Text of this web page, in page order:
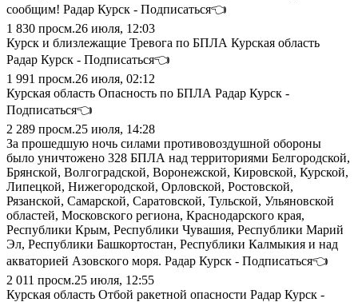
сообщим! Радар Курск - Подписаться👈
1 830 просм.26 июля, 12:03
Курск и близлежащие Тревога по БПЛА Курская область
Радар Курск - Подписаться👈
1 991 просм.26 июля, 02:12
Курская область Опасность по БПЛА Радар Курск -
Подписаться👈
2 289 просм.25 июля, 14:28
За прошедшую ночь силами противовоздушной обороны
было уничтожено 328 БПЛА над территориями Белгородской,
Брянской, Волгоградской, Воронежской, Кировской, Курской,
Липецкой, Нижегородской, Орловской, Ростовской,
Рязанской, Самарской, Саратовской, Тульской, Ульяновской
областей, Московского региона, Краснодарского края,
Республики Крым, Республики Чувашия, Республики Марий
Эл, Республики Башкортостан, Республики Калмыкия и над
акваторией Азовского моря. Радар Курск - Подписаться👈
2 011 просм.25 июля, 12:55
Курская область Отбой ракетной опасности Радар Курск -